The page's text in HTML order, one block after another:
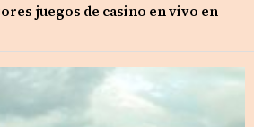
juegos de casino en vivo en